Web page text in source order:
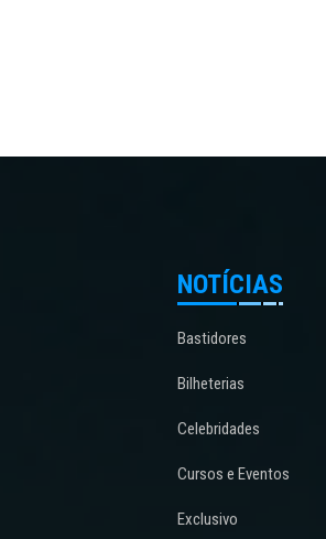
NOTÍCIAS
Bastidores
Bilheterias
Celebridades
Cursos e Eventos
Exclusivo